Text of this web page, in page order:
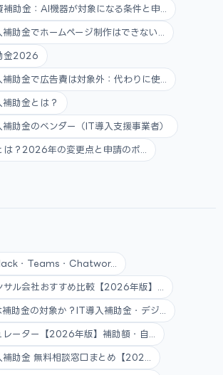
助金：AI機器が対象になる条件と申...
助金でホームページ制作はできない...
金2026
助金で広告費は対象外：代わりに使...
助金とは？
助金のベンダー（IT導入支援事業者）
は？2026年の変更点と申請のポ...
・Teams・Chatwor...
ル会社おすすめ比較【2026年版】...
助金の対象か？IT導入補助金・デジ...
レーター【2026年版】補助額・自...
助金 無料相談窓口まとめ【202...